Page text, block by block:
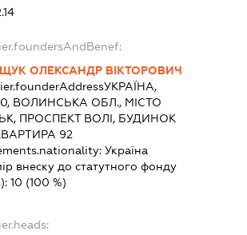
ОЛЕКСАНДР ВІКТОРОВИЧ
УКРАЇНА,
ВОЛИНСЬКА ОБЛ., МІСТО
ПРОСПЕКТ ВОЛІ, БУДИНОК
92
Україна
внеску до статутного фонду
10 (100 %)